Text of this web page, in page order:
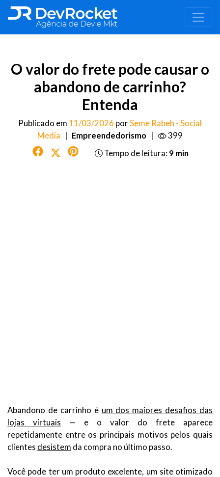
O valor do frete pode causar o
abandono de carrinho?
Entenda
Publicado em 11/03/2026 porSeme Rabeh - Social
Media | Empreendedorismo |
399
Tempo de leitura: 9 min
Abandono de carrinho é um dos maiores desafios das
lojas virtuais — e o valor do frete aparece
repetidamente entre os principais motivos pelos quais
clientes desistem da compra no último passo.
Você pode ter um produto excelente, um site otimizado